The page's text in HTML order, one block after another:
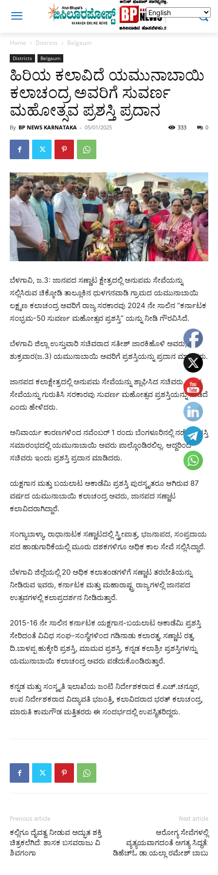
Home Districts Belgaum
Districts Belgaum
ಹಿರಿಯ ಕಲಾವಿದೆ ಯಮುನಾಬಾಯಿ
ಕಲಾಚಂದ್ರ‌ ಅವರಿಗೆ ಸುವರ್ಣ
ಮಹೋತ್ಸವ ಪ್ರಶಸ್ತಿ ಪ್ರದಾನ
By BP NEWS KARNATAKA - 05/01/2025 0
333
ಬೆಳಗಾವಿ, ಜ.3: ಜಾನಪದ ಸಣ್ಣಾಟ ಕ್ಷೇತ್ರದಲ್ಲಿ ಅನುಪಮ‌ ಸೇವೆಯನ್ನು
ಸಲ್ಲಿಸಿರುವ ಚಿಕ್ಕೋಡಿ ತಾಲ್ಲೂಕಿನ ಧುಳಗನವಾಡಿ ಗ್ರಾಮದ ಯಮುನಾಬಾಯಿ
ಲಕ್ಷ್ಮಣ ಕಲಾಚಂದ್ರ ಅವರಿಗೆ ರಾಜ್ಯ ಸರಕಾರವು 2024 ನೇ ಸಾಲಿನ “ಕರ್ನಾಟಕ
ಸಂಭ್ರಮ-50 ಸುವರ್ಣ ಮಹೋತ್ಸವ ಪ್ರಶಸ್ತಿ” ಯನ್ನು ನೀಡಿ ಗೌರವಿಸಿದೆ.
ಬೆಳಗಾವಿ ಜಿಲ್ಲಾ ಉಸ್ತುವಾರಿ ಸಚಿವರಾದ ಸತೀಶ್ ಜಾರಕಿಹೊಳಿ ಅವರು,
ಶುಕ್ರವಾರ(ಜ.3) ಯಮುನಾಬಾಯಿ ಅವರಿಗೆ ಪ್ರಶಸ್ತಿಯನ್ನು ಪ್ರದಾನ ಮಾಡಿದರು.
ಜಾನಪದ ಕಲಾಕ್ಷೇತ್ರದಲ್ಲಿ ಅನುಪಮ‌ ಸೇವೆಯನ್ನು ಶ್ಲಾಘಿಸಿದ ಸಚಿವರು, ಇವರ
ಸೇವೆಯನ್ನು ಗುರುತಿಸಿ ಸರಕಾರವು ಸುವರ್ಣ ಮಹೋತ್ಸವ ಪ್ರಶಸ್ತಿಯನ್ನು ನೀಡಿದೆ
ಎಂದು ಹೇಳಿದರು.
ಅನಿವಾರ್ಯ ಕಾರಣಗಳಿಂದ ನವೆಂಬರ್ 1 ರಂದು ಬೆಂಗಳೂರಿನಲ್ಲಿ ನಡೆದ ಪ್ರಶಸ್ತಿ‌
ಸಮಾರಂಭದಲ್ಲಿ ಯಮುನಾಬಾಯಿ ಅವರು ಪಾಲ್ಗೊಂಡಿರಲಿಲ್ಲ. ಆದ್ದರಿಂದ
ಸಚಿವರು ಇಂದು ಪ್ರಶಸ್ತಿ ಪ್ರದಾನ‌ ಮಾಡಿದರು.
ಯಕ್ಷಗಾನ ಮತ್ತು ಬಯಲಾಟ ಅಕಾಡೆಮಿ ಪ್ರಶಸ್ತಿ ಪುರಸ್ಕೃತರೂ ಆಗಿರುವ 87
ವರ್ಷದ ಯಮುನಾಬಾಯಿ ಕಲಾಚಂದ್ರ‌ ಅವರು, ಜಾನಪದ ಸಣ್ಣಾಟ
ಕಲಾವಿದರಾಗಿದ್ದಾರೆ.
ಸಂಗ್ಯಾಬಾಳ್ಯಾ, ರಾಧಾನಾಟಕ ಸಣ್ಣಾಟದಲ್ಲಿ ಸ್ತ್ರೀಪಾತ್ರ, ಭಜನಾಪದ, ಸಂಪ್ರದಾಯ
ಪದ ಹಾಡುಗಾರಿಕೆಯಲ್ಲಿ ಮೂರು ದಶಕಗಳಿಗೂ ಅಧಿಕ ಕಾಲ ಸೇವೆ ಸಲ್ಲಿಸಿದ್ದಾರೆ.
ಬೆಳಗಾವಿ ಜಿಲ್ಲೆಯಲ್ಲಿ 20 ಅಧಿಕ‌ ಕಲಾತಂಡಗಳಿಗೆ ಸಣ್ಣಾಟ ತರಬೇತಿಯನ್ನು
ನೀಡಿರುವ ಇವರು, ಕರ್ನಾಟಕ‌ ಮತ್ತು ಮಹಾರಾಷ್ಟ್ರ ರಾಜ್ಯಗಳಲ್ಲಿ ಜಾನಪದ‌
ಉತ್ಸವಗಳಲ್ಲಿ ಕಲಾಪ್ರದರ್ಶನ ನೀಡಿರುತ್ತಾರೆ.
2015-16 ನೇ ಸಾಲಿನ ಕರ್ನಾಟಕ ಯಕ್ಷಗಾನ-ಬಯಲಾಟ ಅಕಾಡೆಮಿ ಪ್ರಶಸ್ತಿ
ಸೇರಿದಂತೆ ವಿವಿಧ ಸಂಘ-ಸಂಸ್ಥೆಗಳಿಂದ ಗಡಿನಾಡು ಕಲಾರತ್ನ, ಸಣ್ಣಾಟ ರತ್ನ,
ದಿ.ಬಾಳಪ್ಪ ಹುಕ್ಕೇರಿ ಪ್ರಶಸ್ತಿ, ಮಾಮವ ಪ್ರಶಸ್ತಿ, ಕನ್ನಡ ಕಲಾಶ್ರೀ ಪ್ರಶಸ್ತಿಗಳನ್ನು
ಯಮುನಾಬಾಯಿ ಕಲಾಚಂದ್ರ‌ ಅವರು ಪಡೆದುಕೊಂಡಿರುತ್ತಾರೆ.
ಕನ್ನಡ ಮತ್ತು ಸಂಸ್ಕೃತಿ ಇಲಾಖೆಯ ಜಂಟಿ‌ ನಿರ್ದೇಶಕರಾದ ಕೆ.ಎಚ್.ಚನ್ನೂರ,
ಉಪ ನಿರ್ದೇಶಕರಾದ ವಿದ್ಯಾವತಿ ಭಜಂತ್ರಿ, ಕಲಾವಿದರಾದ ಭರತ್ ಕಲಾಚಂದ್ರ‌,
ಮಾರುತಿ ಕಾಮಗೌಡ ಮತ್ತಿತರರು ಈ ಸಂದರ್ಭದಲ್ಲಿ ಉಪಸ್ಥಿತರಿದ್ದರು.
Previous article
ಕಲ್ಲಿಗೂ ದೈವತ್ವ ನೀಡುವ ಅದ್ಭುತ ಶಕ್ತಿ
ಚಿತ್ರಕಲೆಗಿದೆ: ಶಾಸಕ ಬಸವರಾಜು ವಿ
ಶಿವಗಂಗಾ
Next article
ಆರೋಗ್ಯ ಸೇವೆಗಳಲ್ಲಿ
ವ್ಯತ್ಯಯವಾಗದಂತೆ ಅಗತ್ಯ ಸಿದ್ಧತೆ:
ಡಿಹೆಚ್‌ಓ ಡಾ.ಯಲ್ಲಾ ರಮೇಶ್ ಬಾಬು